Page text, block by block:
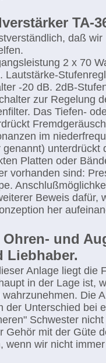
TA-
daß
2 x 70
Lautstärke-
-20 dB. 2dB-
zur Regelung
Das Tiefen-
im
genannt) unterdrückt
Platten oder
vorhanden sind:
Beweis dafür,
her
Ohren- und
Liebhaber.
Anlage liegt die
in der Lage ist,
wahrzunehmen. Die
der Unterschied bei
Schwester
Gehör mit der Güte
wenn wir nicht